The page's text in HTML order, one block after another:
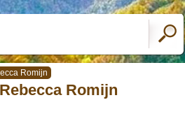
Romijn
Romijn